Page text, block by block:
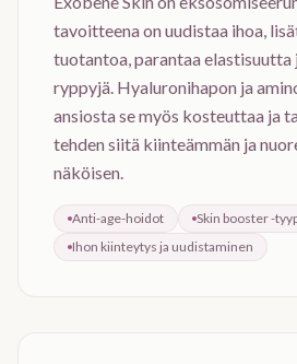
tavoitteena on uudistaa ihoa,
tuotantoa, parantaa elastisuutta
ryppyjä. Hyaluronihapon ja
ansiosta se myös kosteuttaa ja
tehden siitä kiinteämmän ja
näköisen.
Anti-age-hoidot
Skin booster -
Ihon kiinteytys ja uudistaminen